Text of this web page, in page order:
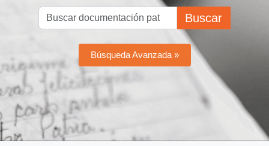
Buscar
Búsqueda Avanzada »